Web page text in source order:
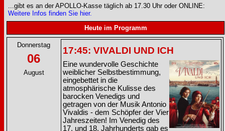
...gibt es an der APOLLO-Kasse täglich ab 17.30 Uhr oder ONLINE:
Weitere Infos finden Sie hier.
Heute im Programm
Donnerstag
06
August
17:45: VIVALDI UND ICH
Eine wundervolle Geschichte
weiblicher Selbstbestimmung,
eingebettet in die
atmosphärische Kulisse des
barocken Venedigs und
getragen von der Musik Antonio
Vivaldis - dem Schöpfer der Vier
Jahreszeiten! Im Venedig des
17. und 18. Jahrhunderts gab es